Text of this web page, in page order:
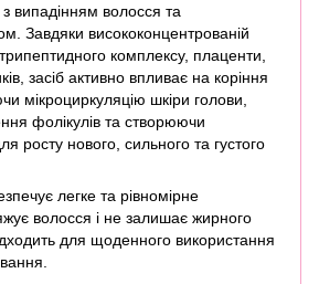
випадінням волосся та
Завдяки висококонцентрованій
комплексу, плаценти,
засіб активно впливає на коріння
мікроциркуляцію шкіри голови,
фолікулів та створюючи
росту нового, сильного та густого
легке та рівномірне
волосся і не залишає жирного
для щоденного використання